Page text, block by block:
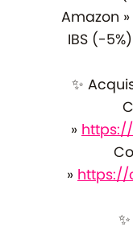
Amazon »
IBS (-
✨
»
» https://